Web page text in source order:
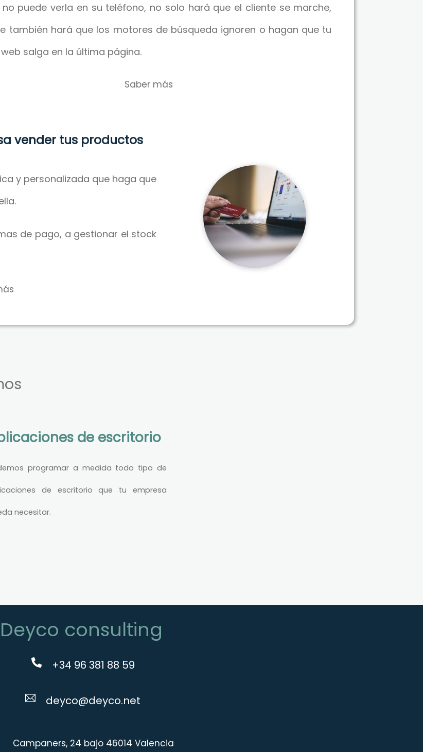
puede verla en su teléfono, no solo hará que el cliente se marche,
también hará que los motores de búsqueda ignoren o hagan que tu
salga en la última página.
Saber más
vender tus productos
y personalizada que haga que
de pago, a gestionar el stock
de escritorio
programar a medida todo tipo de
de escritorio que tu empresa
necesitar.
Deyco consulting
+34 96 381 88 59
deyco@deyco.net
Campaners, 24 bajo 46014 Valencia